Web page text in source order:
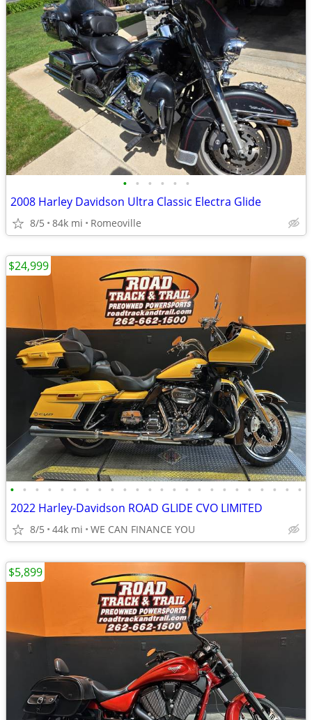
• • • • • •
2008 Harley Davidson Ultra Classic Electra Glide
8/5 84k mi Romeoville
• • • • • • • • • • • • • • • • • • • • • • • •
2022 Harley-Davidson ROAD GLIDE CVO LIMITED
8/5 44k mi WE CAN FINANCE YOU
$24,999
$5,899